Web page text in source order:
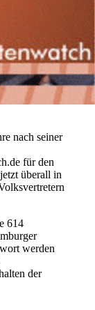
nach seiner
für den
überall in
614
werden
der